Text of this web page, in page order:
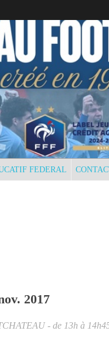
FEDERAL
2017
- de 13h à